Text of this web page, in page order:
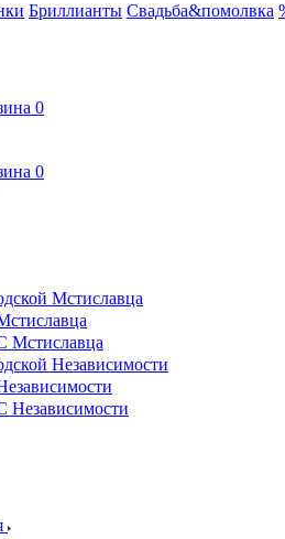
Бриллианты Свадьба&помолвка
0
0
Мстиславца
Мстиславца
Независимости